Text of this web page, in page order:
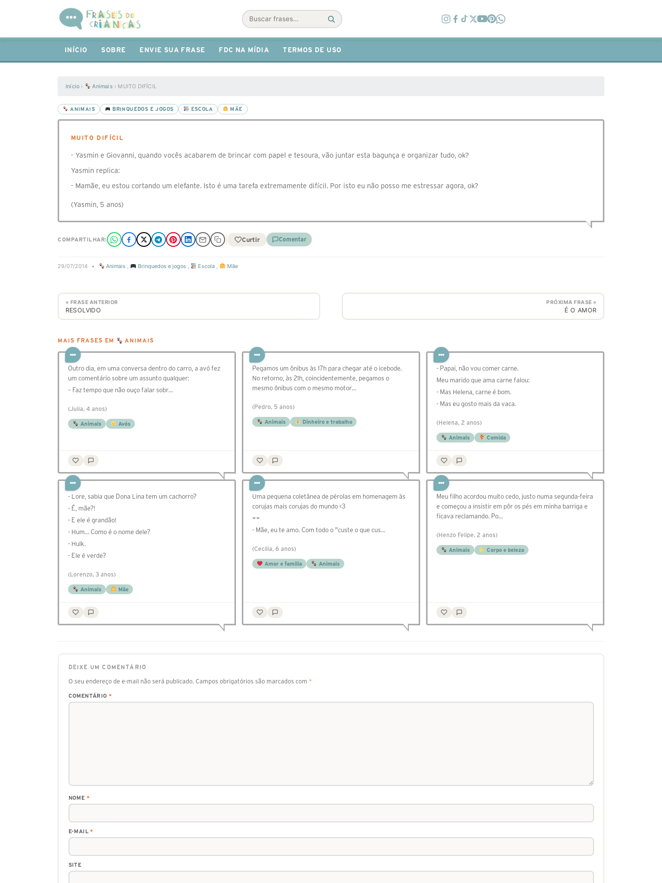
Buscar
INÍCIO SOBRE ENVIE SUA FRASE FDC NA MÍDIA TERMOS DE USO
Início › Animais › MUITO DIFÍCIL
ANIMAIS BRINQUEDOS E JOGOS ESCOLA MÃE
MUITO DIFÍCIL
- Yasmin e Giovanni, quando vocês acabarem de brincar com papel e tesoura, vão juntar esta bagunça e organizar tudo, ok?
Yasmin replica:
- Mamãe, eu estou cortando um elefante. Isto é uma tarefa extremamente difícil. Por isto eu não posso me estressar agora, ok?
(Yasmin, 5 anos)
COMPARTILHAR: Curtir Comentar
29/07/2014 • Animais , Brinquedos e jogos , Escola , Mãe
« FRASE ANTERIOR
RESOLVIDO
PRÓXIMA FRASE »
É O AMOR
MAIS FRASES EM ANIMAIS
Outro dia, em uma conversa dentro do carro, a avó fez
um comentário sobre um assunto qualquer:
– Faz tempo que não ouço falar sobr…
(Julia, 4 anos)
Animais Avós
Pegamos um ônibus às 17h para chegar até o icebode.
No retorno, às 21h, coincidentemente, pegamos o
mesmo ônibus com o mesmo motor…
(Pedro, 5 anos)
Animais Dinheiro e trabalho
- Papai, não vou comer carne.
Meu marido que ama carne falou:
- Mas Helena, carne é bom.
- Mas eu gosto mais da vaca.
(Helena, 2 anos)
Animais Comida
- Lore, sabia que Dona Lina tem um cachorro?
- É, mãe?!
- E ele é grandão!
- Hum... Como é o nome dele?
- Hulk.
- Ele é verde?
(Lorenzo, 3 anos)
Animais Mãe
Uma pequena coletânea de pérolas em homenagem às
corujas mais corujas do mundo <3
==
- Mãe, eu te amo. Com todo o "custe o que cus…
(Cecília, 6 anos)
Amor e família Animais
Meu filho acordou muito cedo, justo numa segunda-feira
e começou a insistir em pôr os pés em minha barriga e
ficava reclamando. Po…
(Henzo Felipe, 2 anos)
Animais Corpo e beleza
DEIXE UM COMENTÁRIO
O seu endereço de e-mail não será publicado. Campos obrigatórios são marcados com *
COMENTÁRIO *
NOME *
E-MAIL*
SITE